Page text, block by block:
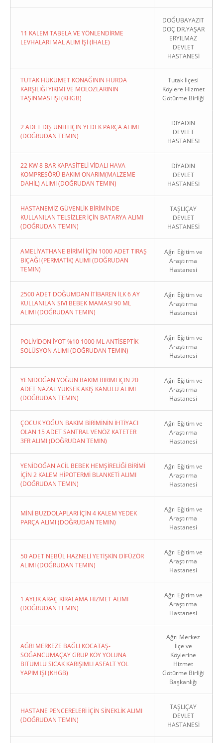
11 KALEM TABELA VE YÖNLENDİRME
LEVHALARI MAL ALIM İŞİ (İHALE)
DOĞUBAYAZIT
DOÇ DR.YAŞAR
ERYILMAZ
DEVLET
HASTANESİ
TUTAK HÜKÜMET KONAĞININ HURDA
KARŞILIĞI YIKIMI VE MOLOZLARININ
TAŞINMASI İŞI (KHGB)
Tutak İlçesi
Köylere Hizmet
Götürme Birliği
2 ADET DİŞ ÜNİTİ İÇİN YEDEK PARÇA ALIMI
(DOĞRUDAN TEMIN)
DİYADİN
DEVLET
HASTANESİ
22 KW 8 BAR KAPASİTELİ VİDALI HAVA
KOMPRESÖRÜ BAKIM ONARIM(MALZEME
DAHİL) ALIMI (DOĞRUDAN TEMIN)
DİYADİN
DEVLET
HASTANESİ
HASTANEMİZ GÜVENLİK BİRİMİNDE
KULLANILAN TELSİZLER İÇİN BATARYA ALIMI
(DOĞRUDAN TEMIN)
TAŞLIÇAY
DEVLET
HASTANESİ
AMELİYATHANE BİRİMİ İÇİN 1000 ADET TIRAŞ
BIÇAĞI (PERMATİK) ALIMI (DOĞRUDAN
TEMIN)
Ağrı Eğitim ve
Araştırma
Hastanesi
2500 ADET DOĞUMDAN İTİBAREN İLK 6 AY
KULLANILAN SIVI BEBEK MAMASI 90 ML
ALIMI (DOĞRUDAN TEMIN)
Ağrı Eğitim ve
Araştırma
Hastanesi
POLİVİDON İYOT %10 1000 ML ANTİSEPTİK
SOLÜSYON ALIMI (DOĞRUDAN TEMIN)
Ağrı Eğitim ve
Araştırma
Hastanesi
YENİDOĞAN YOĞUN BAKIM BİRİMİ İÇİN 20
ADET NAZAL YÜKSEK AKIŞ KANÜLÜ ALIMI
(DOĞRUDAN TEMIN)
Ağrı Eğitim ve
Araştırma
Hastanesi
ÇOCUK YOĞUN BAKIM BİRİMİNİN İHTİYACI
OLAN 15 ADET SANTRAL VENÖZ KATETER
3FR ALIMI (DOĞRUDAN TEMIN)
Ağrı Eğitim ve
Araştırma
Hastanesi
YENİDOĞAN ACİL BEBEK HEMŞİRELİĞİ BİRİMİ
İÇİN 2 KALEM HİPOTERMİ BLANKETİ ALIMI
(DOĞRUDAN TEMIN)
Ağrı Eğitim ve
Araştırma
Hastanesi
MİNİ BUZDOLAPLARI İÇİN 4 KALEM YEDEK
PARÇA ALIMI (DOĞRUDAN TEMIN)
Ağrı Eğitim ve
Araştırma
Hastanesi
50 ADET NEBÜL HAZNELİ YETİŞKİN DİFÜZÖR
ALIMI (DOĞRUDAN TEMIN)
Ağrı Eğitim ve
Araştırma
Hastanesi
1 AYLIK ARAÇ KİRALAMA HİZMET ALIMI
(DOĞRUDAN TEMIN)
Ağrı Eğitim ve
Araştırma
Hastanesi
AĞRI MERKEZE BAĞLI KOCATAŞ-
SOĞANCUMAÇAY GRUP KÖY YOLUNA
BITÜMLÜ SICAK KARIŞIMLI ASFALT YOL
YAPIM IŞI (KHGB)
Ağrı Merkez
İlçe ve
Köylerine
Hizmet
Götürme Birliği
Başkanlığı
HASTANE PENCERELERİ İÇİN SİNEKLİK ALIMI
(DOĞRUDAN TEMIN)
TAŞLIÇAY
DEVLET
HASTANESİ